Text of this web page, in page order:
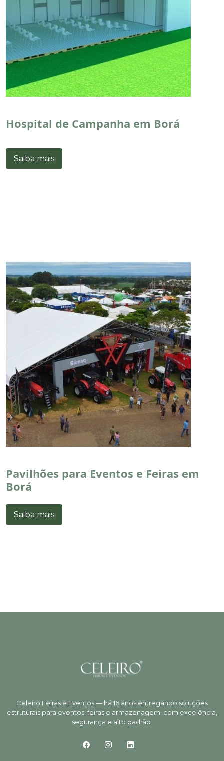
Hospital de Campanha em Borá
Saiba mais
Pavilhões para Eventos e Feiras em
Borá
Saiba mais
Celeiro Feiras e Eventos — há 16 anos entregando soluções
estruturais para eventos, feiras e armazenagem, com excelência,
segurança e alto padrão.